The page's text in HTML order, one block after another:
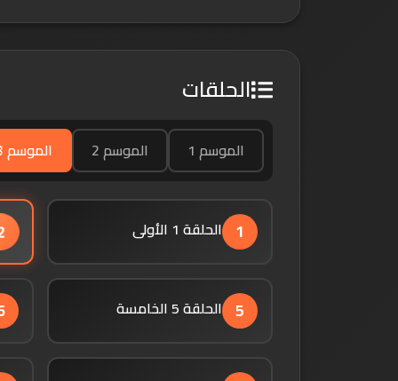
الحلقات
الموسم 1 الموسم 2 الموسم 3
1 الحلقة 1 الأولى
5 الحلقة 5 الخامسة